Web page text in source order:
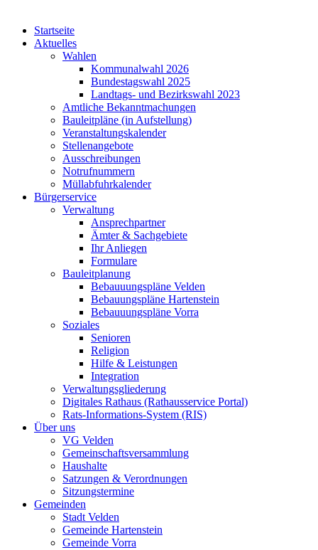
Startseite
Aktuelles
Wahlen
Kommunalwahl 2026
Bundestagswahl 2025
Landtags- und Bezirkswahl 2023
Amtliche Bekanntmachungen
Bauleitpläne (in Aufstellung)
Veranstaltungskalender
Stellenangebote
Ausschreibungen
Notrufnummern
Müllabfuhrkalender
Bürgerservice
Verwaltung
Ansprechpartner
Ämter & Sachgebiete
Ihr Anliegen
Formulare
Bauleitplanung
Bebauuungspläne Velden
Bebauungspläne Hartenstein
Bebauuungspläne Vorra
Soziales
Senioren
Religion
Hilfe & Leistungen
Integration
Verwaltungsgliederung
Digitales Rathaus (Rathausservice Portal)
Rats-Informations-System (RIS)
Über uns
VG Velden
Gemeinschaftsversammlung
Haushalte
Satzungen & Verordnungen
Sitzungstermine
Gemeinden
Stadt Velden
Gemeinde Hartenstein
Gemeinde Vorra